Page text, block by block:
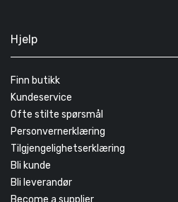
Hjelp
Finn butikk
Kundeservice
Ofte stilte spørsmål
Personvernerklæring
Tilgjengelighetserklæring
Bli kunde
Bli leverandør